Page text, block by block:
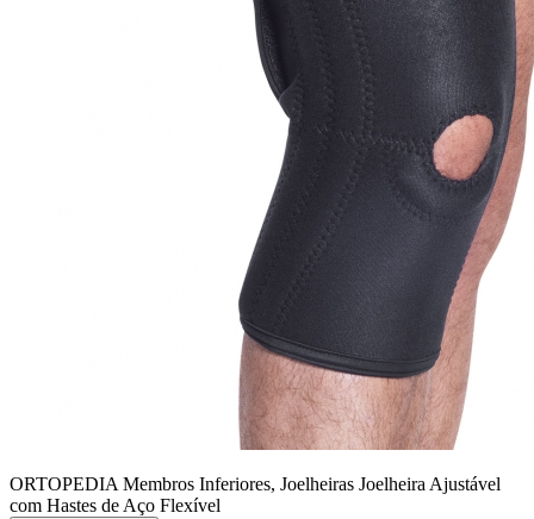
ORTOPEDIA Membros Inferiores, Joelheiras Joelheira Ajustável
com Hastes de Aço Flexível